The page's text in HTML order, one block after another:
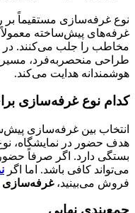
نوع غرفه‌سازی مستقیماً بر
غرفه‌های پیش‌ساخته
مخاطب را جلب می‌کنند. در
طراحی منحصربه‌فرد، مسیر
هوشمندانه هدایت می‌کند.
کدام نوع غرفه‌سازی
انتخاب بین غرفه‌سازی
هدف حضور در نمایشگاه،
بستگی دارد. اگر صرفاً
می‌تواند کافی باشد. اما اگر
فروش می‌بینید،